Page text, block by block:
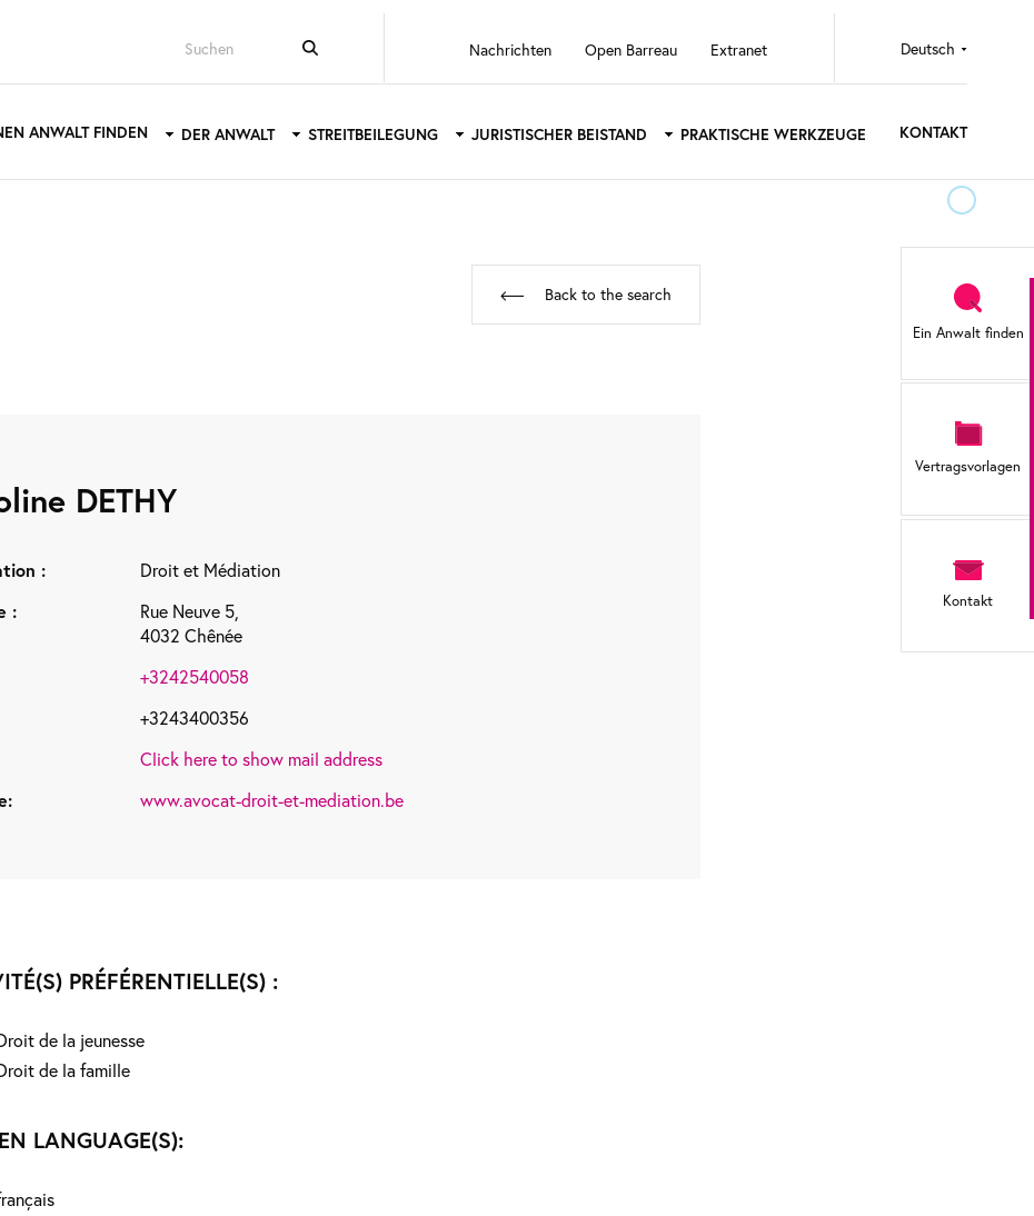
Select
Top
menu
Nachrichten Open Barreau Extranet
ANWALT FINDEN DER ANWALT STREITBEILEGUNG JURISTISCHER BEISTAND PRAKTISCHE WERKZEUGE KONTAKT
Sidebar
menu
Ein Anwalt finden
Vertragsvorlagen
Kontakt
Back to the search
DETHY
:
Droit et Médiation
:
Rue Neuve 5,
4032 Chênée
+3242540058
+3243400356
Click here to show mail address
www.avocat-droit-et-mediation.be
PRÉFÉRENTIELLE(S) :
de la jeunesse
de la famille
LANGUAGE(S):